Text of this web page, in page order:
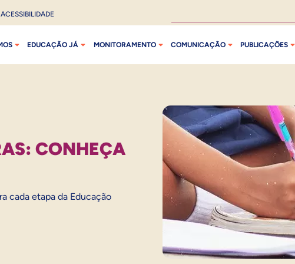
ACESSIBILIDADE
EDUCAÇÃO JÁ MONITORAMENTO COMUNICAÇÃO PUBLICAÇÕES
CONHEÇA
cada etapa da Educação